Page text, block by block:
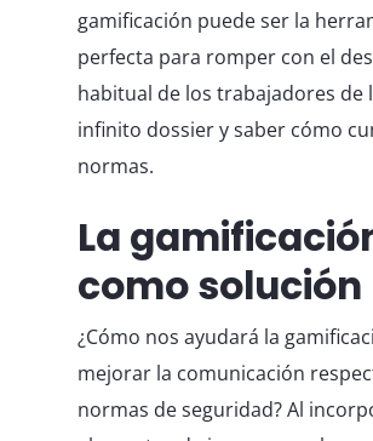
gamificación puede ser la
perfecta para romper con el
habitual de los trabajadores de
infinito dossier y saber cómo
normas.
La
como solución
¿Cómo nos ayudará la
mejorar la comunicación
normas de seguridad? Al